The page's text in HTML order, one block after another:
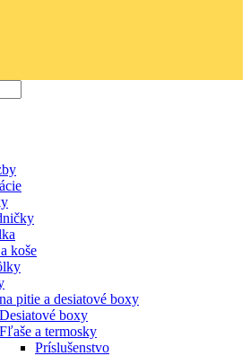
koše
pitie a desiatové boxy
Desiatové boxy
Fľaše a termosky
Príslušenstvo